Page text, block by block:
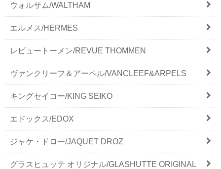
ウォルサム/WALTHAM
エルメス/HERMES
レビュートーメン/REVUE THOMMEN
ヴァンクリーフ＆アーペル/VANCLEEF&ARPELS
キングセイコー/KING SEIKO
エドックス/EDOX
ジャケ・ドロー/JAQUET DROZ
グラスヒュッテ オリジナル/GLASHUTTE ORIGINAL